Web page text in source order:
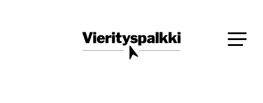
Vierityspalkki.fi